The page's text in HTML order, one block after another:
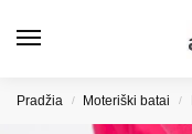
Pradžia / Moteriški batai /